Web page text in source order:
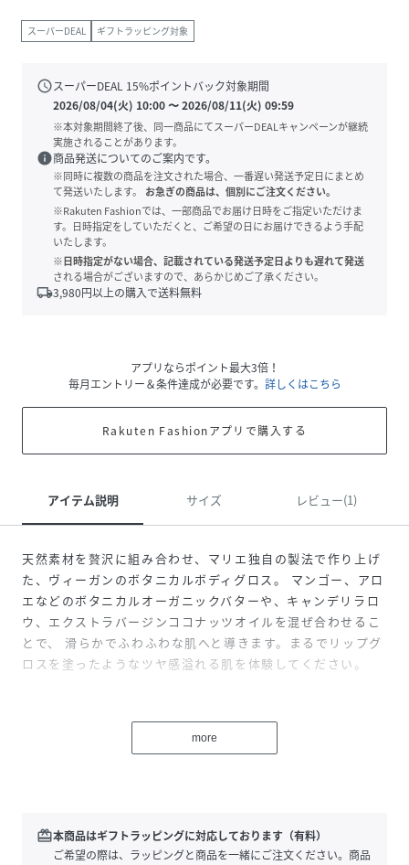
スーパーDEAL ギフトラッピング対象
scheduleスーパーDEAL 15%ポイントバック対象期間
2026/08/04(火) 10:00〜2026/08/11(火) 09:59
※本対象期間終了後、同一商品にてスーパーDEALキャンペーンが継続
実施されることがあります。
info商品発送についてのご案内です。
※同時に複数の商品を注文された場合、一番遅い発送予定日にまとめ
て発送いたします。
お急ぎの商品は、個別にご注文ください。
※Rakuten Fashionでは、一部商品でお届け日時をご指定いただけま
す。日時指定をしていただくと、ご希望の日にお届けできるよう手配
いたします。
※日時指定がない場合、記載されている発送予定日よりも遅れて発送
される場合がございますので、あらかじめご了承ください。
local_shipping3,980円以上の購入で送料無料
アプリならポイント最大3倍！
毎月エントリー＆条件達成が必要です。 詳しくはこちら
Rakuten Fashionアプリで購入する
アイテム説明 サイズ レビュー(1)
天然素材を贅沢に組み合わせ、マリエ独自の製法で作り上げ
た、ヴィーガンのボタニカルボディグロス。 マンゴー、アロ
エなどのボタニカルオーガニックバターや、キャンデリラロ
ウ、エクストラバージンココナッツオイルを混ぜ合わせるこ
とで、 滑らかでふわふわな肌へと導きます。まるでリップグ
ロスを塗ったようなツヤ感溢れる肌を体験してください。
■Plumeria(プルメリア)
ガーデニアとスパイスの要素を少しずつ混ぜ合わせ、美し
く、やさしい、甘い香りに仕上げました。
more
redeem本商品はギフトラッピングに対応しております（有料）
ご希望の際は、ラッピングと商品を一緒にご注文ください。商品